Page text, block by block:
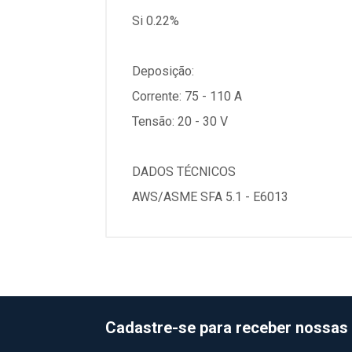
Si 0.22%
Deposição:
Corrente: 75 - 110 A
Tensão: 20 - 30 V
DADOS TÉCNICOS
AWS/ASME SFA 5.1 - E6013
Cadastre-se para receber